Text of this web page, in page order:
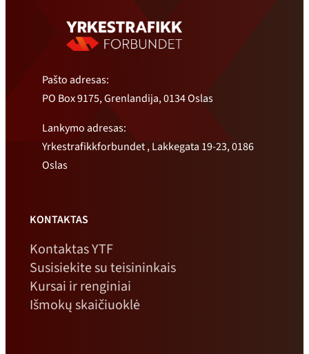
Pašto adresas:
PO Box 9175, Grenlandija, 0134 Oslas
Lankymo adresas:
Yrkestrafikkforbundet , Lakkegata 19-23, 0186
Oslas
KONTAKTAS
Kontaktas YTF
Susisiekite su teisininkais
Kursai ir renginiai
Išmokų skaičiuoklė